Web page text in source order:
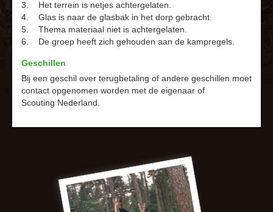
3. Het terrein is netjes achtergelaten.
4. Glas is naar de glasbak in het dorp gebracht.
5. Thema materiaal niet is achtergelaten.
6. De groep heeft zich gehouden aan de kampregels.
Geschillen
Bij een geschil over terugbetaling of andere geschillen moet
contact opgenomen worden met de eigenaar of
Scouting Nederland.